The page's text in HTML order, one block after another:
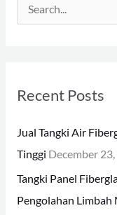
c
r
:
Recent Posts
Jual Tangki Air
Tinggi December
Tangki Panel
Pengolahan Limbah